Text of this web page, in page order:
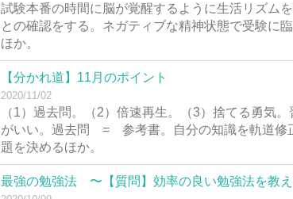
試験本番の時間に脳が覚醒するように生活リズム
との確認をする。ネガティブな精神状態で受験に
ほか。
【分かれ道】11月のポイント
2020/11/02
（1）過去問。（2）倍速再生。（3）捨てる勇気
がいい。過去問 = 参考書。自分の知識を軌道修
題を決めるほか。
最強の勉強法 〜【質問】効率の良い勉強法を教え